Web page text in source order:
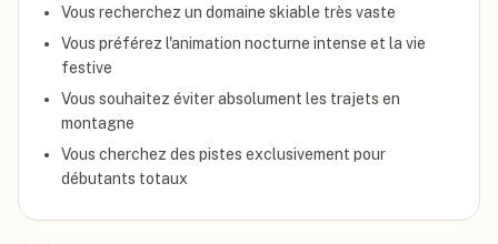
Vous recherchez un domaine skiable très vaste
Vous préférez l'animation nocturne intense et la vie
festive
Vous souhaitez éviter absolument les trajets en
montagne
Vous cherchez des pistes exclusivement pour
débutants totaux